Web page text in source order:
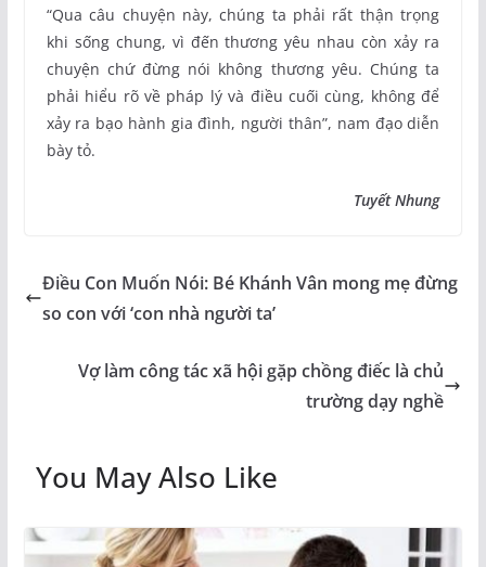
“Qua câu chuyện này, chúng ta phải rất thận trọng
khi sống chung, vì đến thương yêu nhau còn xảy ra
chuyện chứ đừng nói không thương yêu. Chúng ta
phải hiểu rõ về pháp lý và điều cuối cùng, không để
xảy ra bạo hành gia đình, người thân”, nam đạo diễn
bày tỏ.
Tuyết Nhung
Điều Con Muốn Nói: Bé Khánh Vân mong mẹ đừng
so con với ‘con nhà người ta’
Vợ làm công tác xã hội gặp chồng điếc là chủ
trường dạy nghề
You May Also Like